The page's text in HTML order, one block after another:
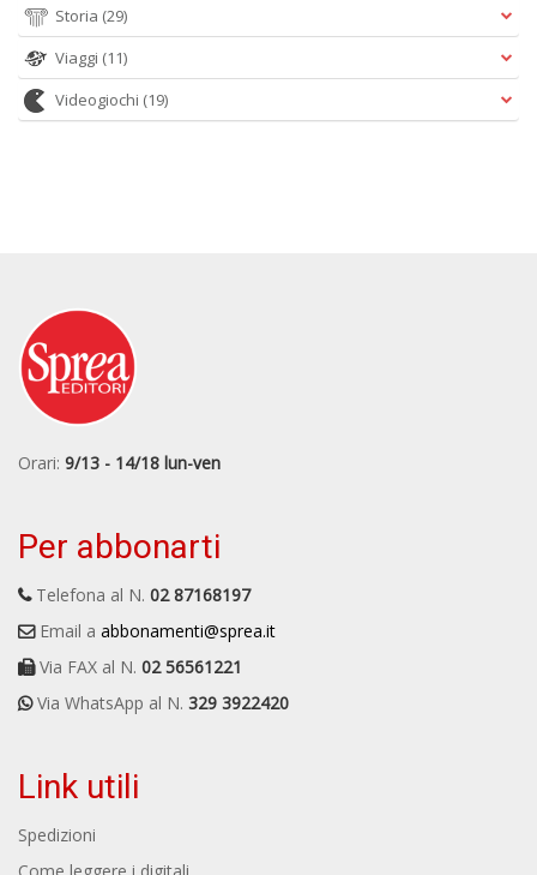
Storia (29)
Viaggi (11)
Videogiochi (19)
Orari: 9/13 - 14/18 lun-ven
Per abbonarti
Telefona al N. 02 87168197
Email a abbonamenti@sprea.it
Via FAX al N. 02 56561221
Via WhatsApp al N. 329 3922420
Link utili
Spedizioni